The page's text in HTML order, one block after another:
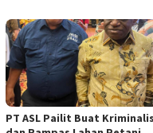
PT ASL Pailit Buat